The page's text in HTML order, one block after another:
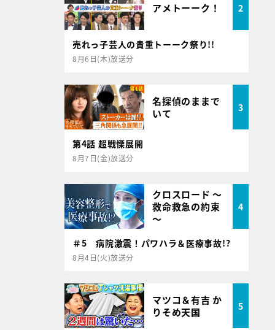
アメトーーク！ 2
売れっ子芸人の貴重トーーク祭り!!
8月6日(木)放送分
名探偵のままで
いて
3
第4話 超戦慄展開
8月7日(金)放送分
クロスロード ～
救命救急の約束
～
4
＃5 病院激震！パワハラ＆医療事故!?
8月4日(火)放送分
マツコ＆有吉 か
りそめ天国
5